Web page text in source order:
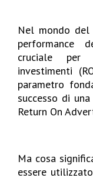
Nel mondo del
performance
cruciale
investimenti
parametro
successo di
Return On
Ma cosa
essere